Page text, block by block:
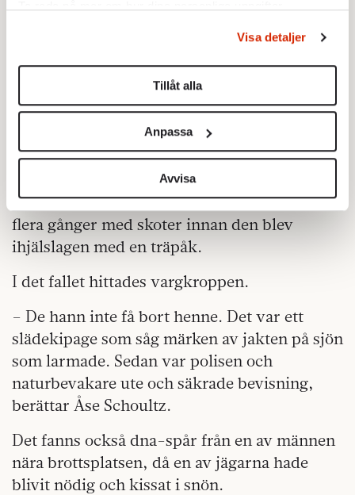
Du kan ändra eller dra tillbaka ditt samtycke när som
helst från cookie-förklaringen.
Vi använder enhetsidentifierare för att anpassa innehållet
för sociala medier och analysera vår trafik. Vi
vidarebefordrar även sådana identifierare och annan
information från din enhet till de sociala medier och
annons- och analysföretag som vi samarbetar med.
Dessa kan i sin tur kombinera informationen med annan
information som du har tillhandahållit eller som de har
samlat in när du har använt deras tjänster.
Om du vill läsa mer om hur vi hanterar personuppgifter
kan du göra dethär.
Visa detaljer
Tillåt alla
Anpassa
Avvisa
bevisa att de tilltalade agerat i syfte att döda
åklagaren nått störst
framgång på senare år är det så kallade
Fansen-fallet. Där dömdes två män till två
års fängelse vardera för grovt jaktbrott.
Männen spårade upp en vargtik på sjön
Fansen i Bollnäs kommun. Vargen kördes över
flera gånger med skoter innan den blev
ihjälslagen med en träpåk.
I det fallet hittades vargkroppen.
– De hann inte få bort henne. Det var ett
slädekipage som såg märken av jakten på sjön
som larmade. Sedan var polisen och
naturbevakare ute och säkrade bevisning,
berättar Åse Schoultz.
Det fanns också dna-spår från en av männen
nära brottsplatsen, då en av jägarna hade
blivit nödig och kissat i snön.